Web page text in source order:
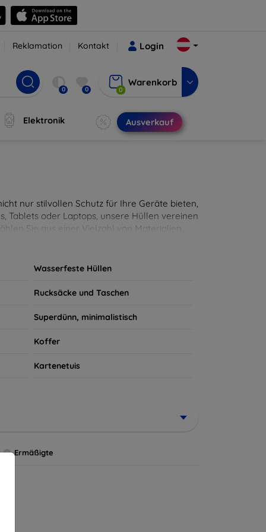
Reklamation Kontakt Login
0 0 0
Warenkorb
Elektronik Ausverkauf
nur stilvollen Schutz für Ihre Geräte bieten,
Tablets oder Laptops, unsere Hüllen vereinen
Sie aus einer Vielzahl von Materialien
Wasserfeste Hüllen
Rucksäcke und Taschen
Superdünn, minimalistisch
Koffer
Kartenetuis
Ermäßigte